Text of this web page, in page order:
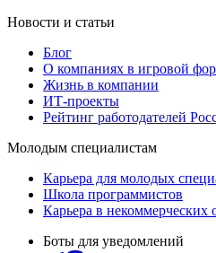
Новости и статьи
Блог
О компаниях в игровой
Жизнь в компании
ИТ-проекты
Рейтинг работодателей
Молодым специалистам
Карьера для молодых
Школа программистов
Карьера в некоммерческих
Боты для уведомлений